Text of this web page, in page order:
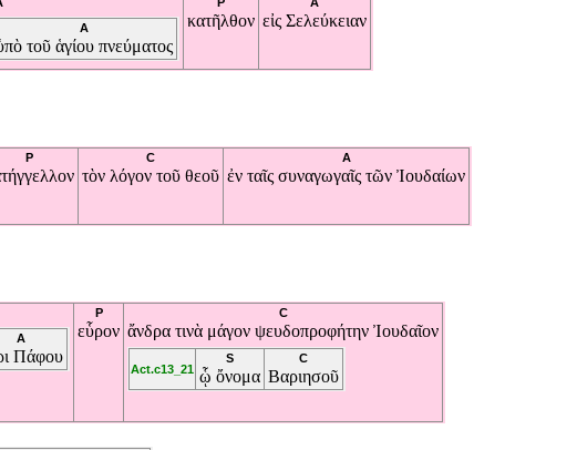
A
τοῦ ἁγίου πνεύματος
κατῆλθον εἰς Σελεύκειαν
P C
τὸν λόγον τοῦ θεοῦ
A
ἐν ταῖς συναγωγαῖς τῶν Ἰουδαίων
A
Πάφου
P
εὗρον
C
ἄνδρα τινὰ μάγον ψευδοπροφήτην Ἰουδαῖον
Act.c13_21
S
ᾧ ὄνομα
C
Βαριησοῦ